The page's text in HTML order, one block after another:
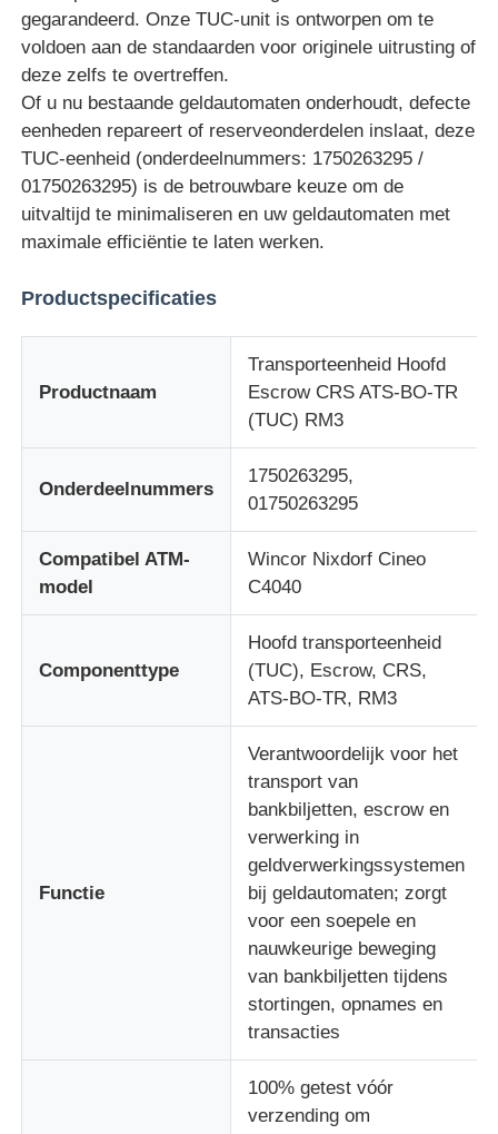
Producten
Videos
Kwaliteitscontrole
nieuws
Alle Gevallen
Hyosung ATM onderdelen
gegarandeerd. Onze TUC-unit is ontworpen om te
voldoen aan de standaarden voor originele uitrusting of
deze zelfs te overtreffen.
Of u nu bestaande geldautomaten onderhoudt, defecte
eenheden repareert of reserveonderdelen inslaat, deze
TUC-eenheid (onderdeelnummers: 1750263295 /
01750263295) is de betrouwbare keuze om de
uitvaltijd te minimaliseren en uw geldautomaten met
maximale efficiëntie te laten werken.
Productspecificaties
Productnaam
Transporteenheid Hoofd
Escrow CRS ATS-BO-TR
(TUC) RM3
Onderdeelnummers
1750263295,
01750263295
Compatibel ATM-
model
Wincor Nixdorf Cineo
C4040
Componenttype
Hoofd transporteenheid
(TUC), Escrow, CRS,
ATS-BO-TR, RM3
Functie
Verantwoordelijk voor het
transport van
bankbiljetten, escrow en
verwerking in
geldverwerkingssystemen
bij geldautomaten; zorgt
voor een soepele en
nauwkeurige beweging
van bankbiljetten tijdens
stortingen, opnames en
transacties
100% getest vóór
verzending om